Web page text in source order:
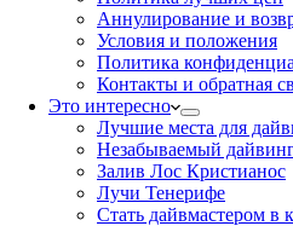
Аннулирование и
Условия и положения
Политика
Контакты и обратная
Это интересно
Лучшие места для
Незабываемый
Залив Лос Кристианос
Лучи Тенерифе
Стать дайвмастером